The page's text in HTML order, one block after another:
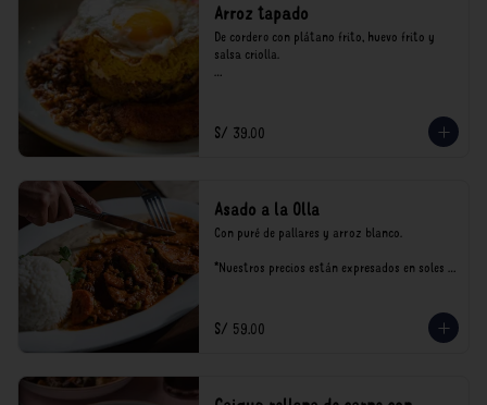
Arroz tapado
De cordero con plátano frito, huevo frito y
salsa criolla.
consumo.
S/ 39.00
Asado a la Olla
Con puré de pallares y arroz blanco.
*Nuestros precios están expresados en soles e
S/ 59.00